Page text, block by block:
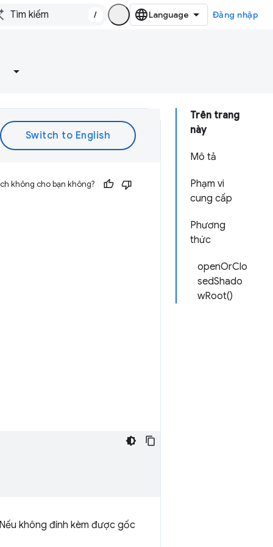
/ Đăng nhập
Trên trang
này
Mô tả
Phạm vi
cung cấp
Phương
thức
openOrClo
sedShado
wRoot()
không cho bạn không?
không đính kèm được gốc